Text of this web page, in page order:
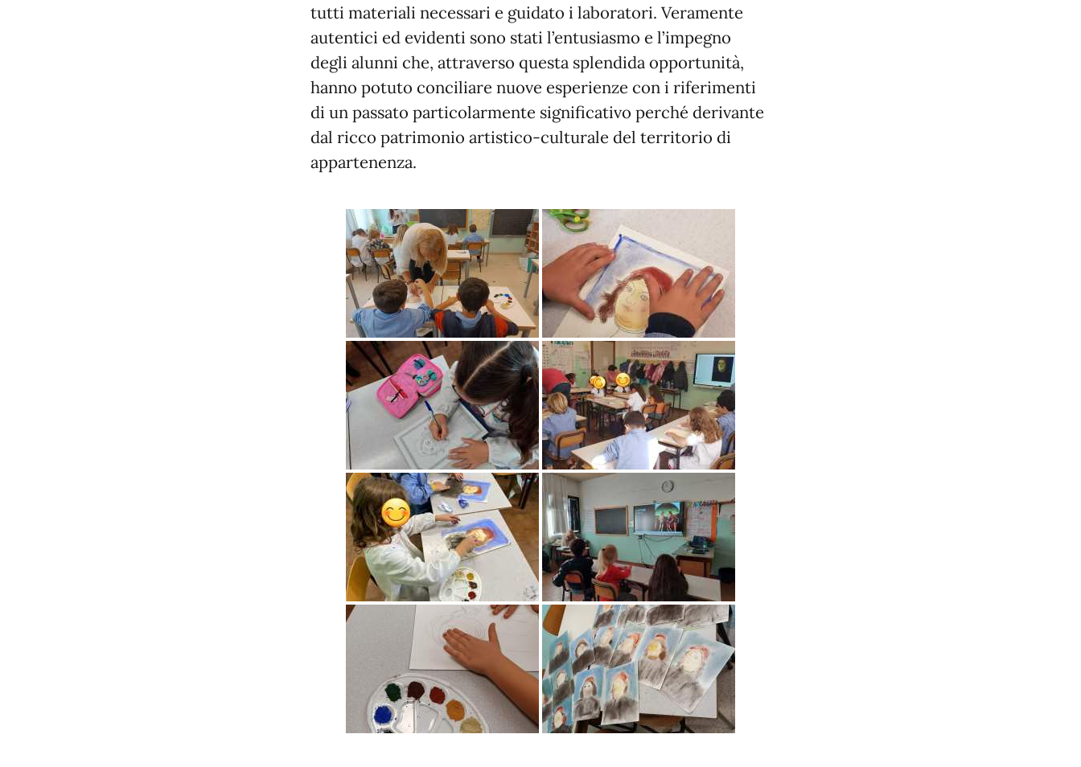
tutti materiali necessari e guidato i laboratori. Veramente
autentici ed evidenti sono stati l’entusiasmo e l’impegno
degli alunni che, attraverso questa splendida opportunità,
hanno potuto conciliare nuove esperienze con i riferimenti
di un passato particolarmente significativo perché derivante
dal ricco patrimonio artistico-culturale del territorio di
appartenenza.